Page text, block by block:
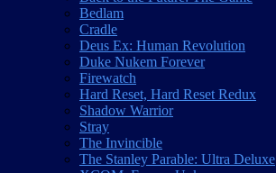
Bedlam
Cradle
Deus Ex: Human Revolution
Duke Nukem Forever
Firewatch
Hard Reset, Hard Reset Redux
Shadow Warrior
Stray
The Invincible
The Stanley Parable: Ultra Deluxe